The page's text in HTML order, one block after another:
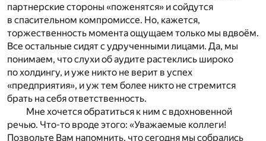
партнерские стороны «поженятся» и сойдутся
в спасительном компромиссе. Но, кажется,
торжественность момента ощущаем только мы вдвоём.
Все остальные сидят с удрученными лицами. Да, мы
понимаем, что слухи об аудите растеклись широко
по холдингу, и уже никто не верит в успех
«предприятия», и уж тем более никто не стремится
брать на себя ответственность.
Мне хочется обратиться к ним с вдохновенной
речью. Что-то вроде этого: «Уважаемые коллеги!
Позвольте Вам напомнить, что сегодня мы собрались